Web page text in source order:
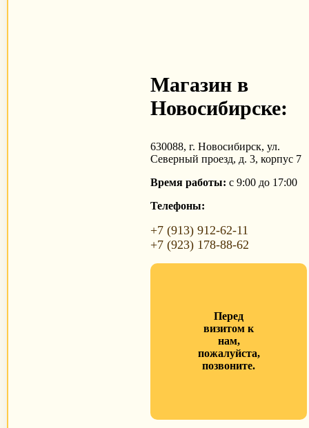
Магазин в
Новосибирске:
630088, г. Новосибирск, ул.
Северный проезд, д. 3, корпус 7
Время работы: с 9:00 до 17:00
Телефоны:
+7 (913) 912-62-11
+7 (923) 178-88-62
Перед
визитом к
нам,
пожалуйста,
позвоните.